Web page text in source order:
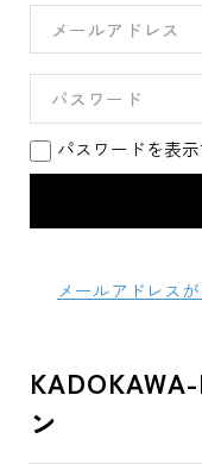
パスワードを表示
メールアドレス
ン